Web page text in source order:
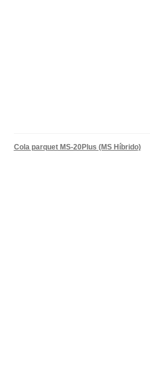
Cola parquet MS-20Plus (MS Híbrido)